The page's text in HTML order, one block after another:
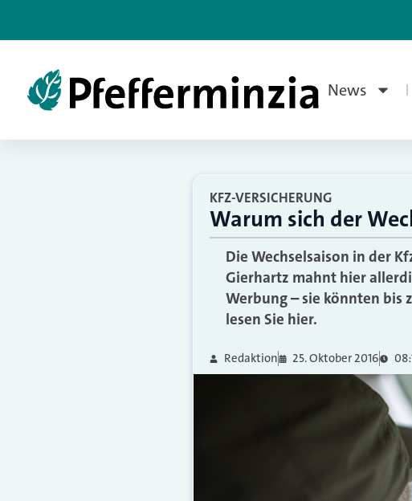
News
KFZ-VERSICHERUNG
Warum sich der
Die Wechselsaison in der
Gierhartz mahnt hier
Werbung – sie könnten bis
lesen Sie hier.
Redaktion 25. Oktober 2016